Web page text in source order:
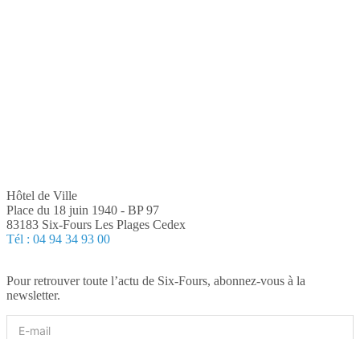
Hôtel de Ville
Place du 18 juin 1940 - BP 97
83183 Six-Fours Les Plages Cedex
Tél : 04 94 34 93 00
Pour retrouver toute l’actu de Six-Fours, abonnez-vous à la
newsletter.